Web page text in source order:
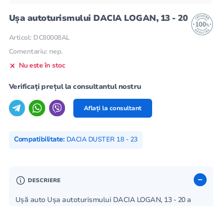
Ușa autoturismului DACIA LOGAN, 13 - 20
Articol: DC80008AL
Comentariu: пер.
Nu este în stoc
Verificați prețul la consultantul nostru
Aflați la consultant
Compatibilitate: DACIA DUSTER 18 - 23
DESCRIERE
Ușă auto Ușa autoturismului DACIA LOGAN, 13 - 20 a